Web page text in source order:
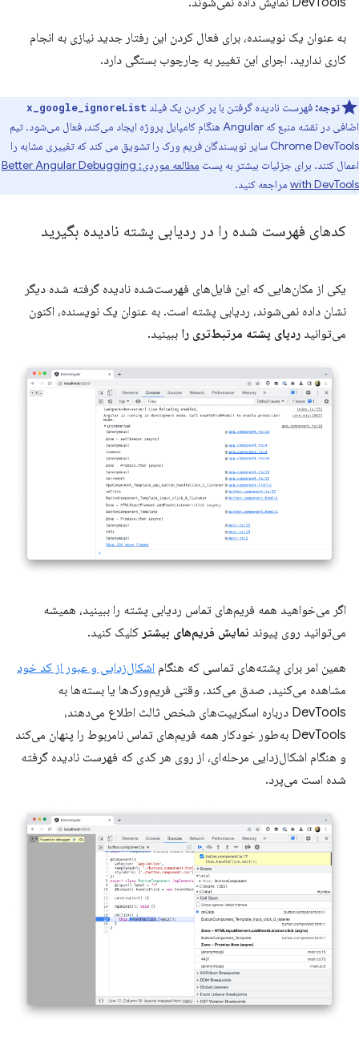
به عنوان یک نویسنده، برای فعال کردن این رفتار جدید نیازی به انجام
کاری ندارید. اجرای این تغییر به چارچوب بستگی دارد.
توجه: فهرست نادیده گرفتن با پر کردن یک فیلد x_google_ignoreList
اضافی در نقشه منبع که Angular هنگام کامپایل پروژه ایجاد می‌کند، فعال می‌شود. تیم
Chrome DevTools سایر نویسندگان فریم ورک را تشویق می کند که تغییری مشابه را
اعمال کنند. برای جزئیات بیشتر به پست
مطالعه موردی: Better Angular Debugging
with DevTools مراجعه کنید.
کدهای فهرست شده را در ردیابی پشته نادیده بگیرید
یکی از مکان‌هایی که این فایل‌های فهرست‌شده نادیده گرفته شده دیگر
نشان داده نمی‌شوند، ردیابی پشته است. به عنوان یک نویسنده، اکنون
می‌توانید ردپای پشته مرتبط‌تری را ببینید.
اگر می‌خواهید همه فریم‌های تماس ردیابی پشته را ببینید، همیشه
می‌توانید روی پیوند نمایش فریم‌های بیشتر کلیک کنید.
همین امر برای پشته‌های تماسی که هنگام اشکال‌زدایی و عبور از کد خود
مشاهده می‌کنید، صدق می‌کند. وقتی فریم‌ورک‌ها یا بسته‌ها به
DevTools درباره اسکریپت‌های شخص ثالث اطلاع می‌دهند،
DevTools به‌طور خودکار همه فریم‌های تماس نامربوط را پنهان می‌کند
و هنگام اشکال‌زدایی مرحله‌ای، از روی هر کدی که فهرست نادیده گرفته
شده است می‌پرد.